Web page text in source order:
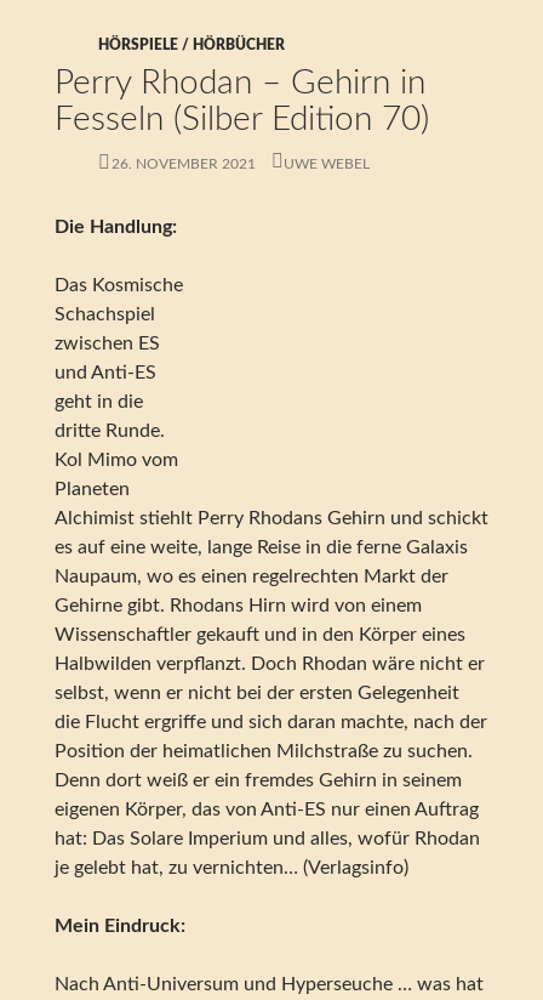
HÖRSPIELE / HÖRBÜCHER
Perry Rhodan – Gehirn in
Fesseln (Silber Edition 70)
26. NOVEMBER 2021 UWE WEBEL
Die Handlung:
Das Kosmische
Schachspiel
zwischen ES
und Anti-ES
geht in die
dritte Runde.
Kol Mimo vom
Planeten
Alchimist stiehlt Perry Rhodans Gehirn und schickt
es auf eine weite, lange Reise in die ferne Galaxis
Naupaum, wo es einen regelrechten Markt der
Gehirne gibt. Rhodans Hirn wird von einem
Wissenschaftler gekauft und in den Körper eines
Halbwilden verpflanzt. Doch Rhodan wäre nicht er
selbst, wenn er nicht bei der ersten Gelegenheit
die Flucht ergriffe und sich daran machte, nach der
Position der heimatlichen Milchstraße zu suchen.
Denn dort weiß er ein fremdes Gehirn in seinem
eigenen Körper, das von Anti-ES nur einen Auftrag
hat: Das Solare Imperium und alles, wofür Rhodan
je gelebt hat, zu vernichten… (Verlagsinfo)
Mein Eindruck:
Nach Anti-Universum und Hyperseuche … was hat